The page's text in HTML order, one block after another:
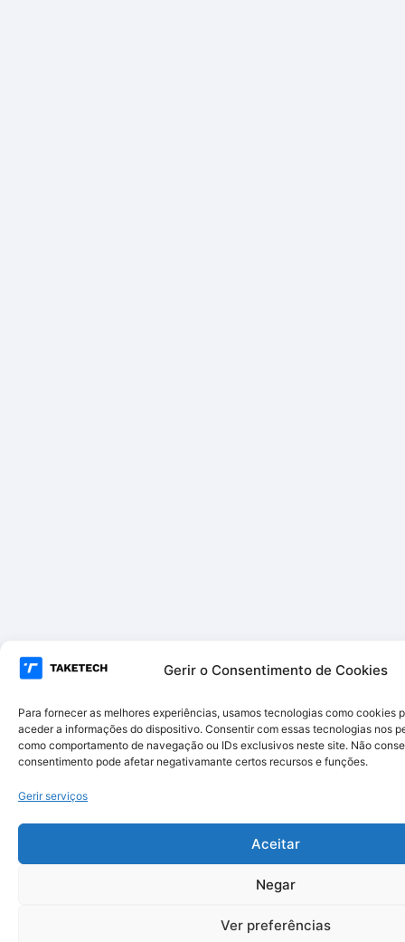
Gerir o Consentimento de Cookies
Para fornecer as melhores experiências, usamos tecnologias como cookies
aceder a informações do dispositivo. Consentir com essas tecnologias nos
como comportamento de navegação ou IDs exclusivos neste site. Não
consentimento pode afetar negativamante certos recursos e funções.
Gerir serviços
Aceitar
Negar
Ver preferências